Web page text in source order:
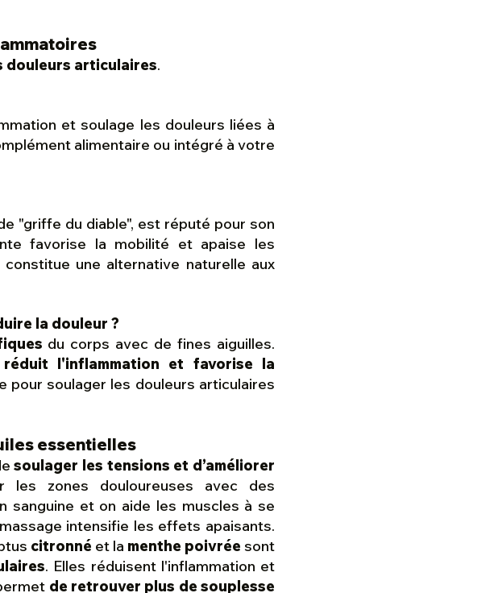
douleurs articulaires.
et soulage les douleurs liées à
alimentaire ou intégré à votre
"griffe du diable", est réputé pour son
favorise la mobilité et apaise les
une alternative naturelle aux
la douleur ?
du corps avec de fines aiguilles.
l'inflammation et favorise la
pour soulager les douleurs articulaires
essentielles
soulager les tensions et d’améliorer
les zones douloureuses avec des
sanguine et on aide les muscles à se
intensifie les effets apaisants.
citronné et la menthe poivrée sont
. Elles réduisent l'inflammation et
de retrouver plus de souplesse